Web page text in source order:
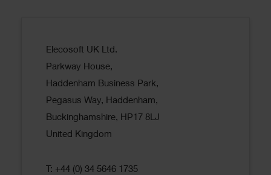
Elecosoft UK Ltd.
Parkway House,
Haddenham Business Park,
Pegasus Way, Haddenham,
Buckinghamshire, HP17 8LJ
United Kingdom
T: +44 (0) 34 5646 1735